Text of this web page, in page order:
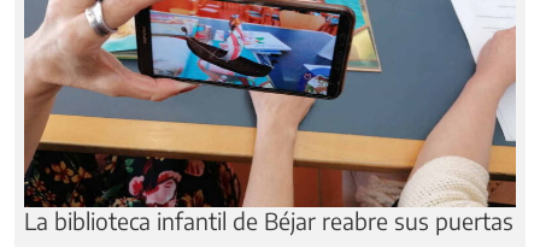
La biblioteca infantil de Béjar reabre sus puertas